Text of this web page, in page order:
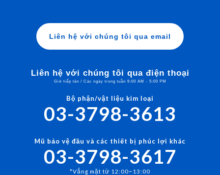
Liên hệ với chúng tôi qua email
Liên hệ với chúng tôi qua điện thoại
Giờ tiếp tân / Các ngày trong tuần 9:00 AM - 5:00 PM
Bộ phận/vật liệu kim loại
03-3798-3613
Mũ bảo vệ đầu và các thiết bị phúc lợi khác
03-3798-3617
*Vắng mặt từ 12:00~13:00